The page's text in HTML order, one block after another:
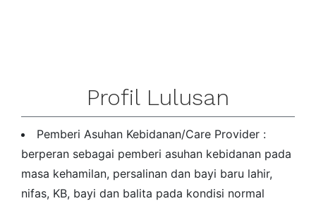
Profil Lulusan
Pemberi Asuhan Kebidanan/Care Provider :
berperan sebagai pemberi asuhan kebidanan pada
masa kehamilan, persalinan dan bayi baru lahir,
nifas, KB, bayi dan balita pada kondisi normal